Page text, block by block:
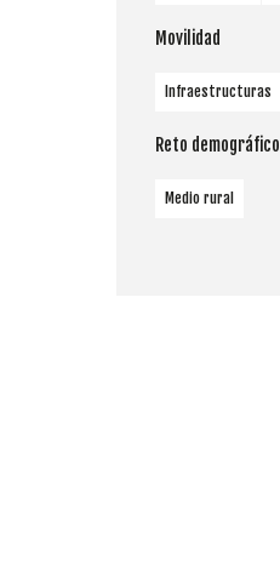
Movilidad
Infraestructuras
Reto demográfico
Medio rural